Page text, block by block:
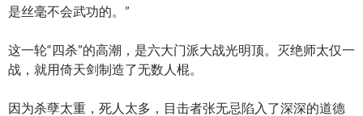
是丝毫不会武功的。”
这一轮“四杀”的高潮，是六大门派大战光明顶。灭绝师太仅一
战，就用倚天剑制造了无数人棍。
因为杀孽太重，死人太多，目击者张无忌陷入了深深的道德